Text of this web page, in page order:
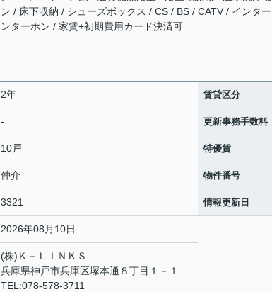
ン / 床下収納 / シューズボックス / CS / BS / CATV / インタ
ンターホン / 家賃+初期費用カード決済可
2年 賃貸区分
- 更新事務手数料
10戸 特優賃
仲介 物件番号
3321 情報更新日
2026年08月10日
(株)Ｋ－ＬＩＮＫＳ
兵庫県神戸市兵庫区塚本通８丁目１－１
TEL:078-578-3711